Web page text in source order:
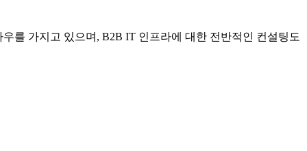
를 가지고 있으며, B2B IT 인프라에 대한 전반적인 컨설팅도